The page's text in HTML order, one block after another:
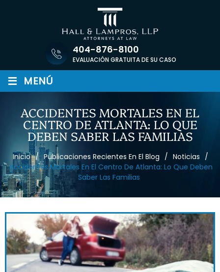
404-876-8100
EVALUACIÓN GRATUITA DE SU CASO
≡ MENÚ
ACCIDENTES MORTALES EN EL
CENTRO DE ATLANTA: LO QUE
DEBEN SABER LAS FAMILIAS
Inicio / Publicaciones Recientes En El Blog / Noticias /
Accidentes Mortales En El Centro De Atlanta: Lo Que Deben
Saber Las Familias